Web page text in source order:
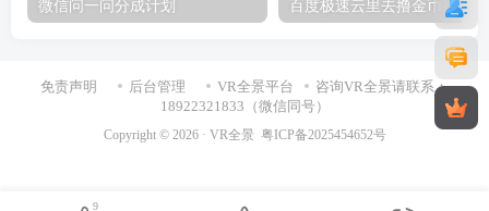
微信问一问分成计划
免责声明 后台管理 VR全景平台
咨询VR全景请联系：
18922321833（微信同号）
Copyright © 2026 · VR全景 粤ICP备2025454652号
9